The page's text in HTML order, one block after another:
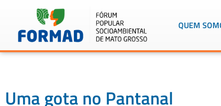
QUEM
Uma gota no Pantanal